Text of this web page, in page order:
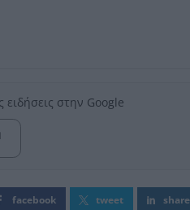
στην Google
facebook tweet share